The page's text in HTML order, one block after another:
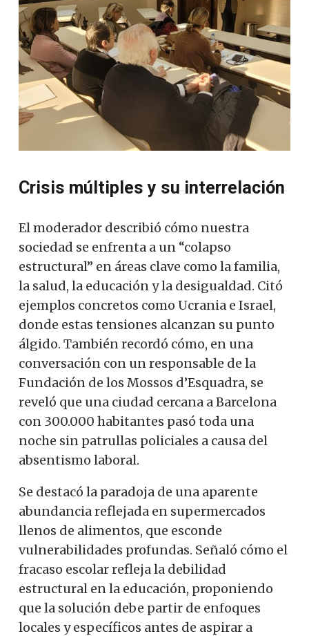
Crisis múltiples y su interrelación
El moderador describió cómo nuestra
sociedad se enfrenta a un “colapso
estructural” en áreas clave como la familia,
la salud, la educación y la desigualdad. Citó
ejemplos concretos como Ucrania e Israel,
donde estas tensiones alcanzan su punto
álgido. También recordó cómo, en una
conversación con un responsable de la
Fundación de los Mossos d’Esquadra, se
reveló que una ciudad cercana a Barcelona
con 300.000 habitantes pasó toda una
noche sin patrullas policiales a causa del
absentismo laboral.
Se destacó la paradoja de una aparente
abundancia reflejada en supermercados
llenos de alimentos, que esconde
vulnerabilidades profundas. Señaló cómo el
fracaso escolar refleja la debilidad
estructural en la educación, proponiendo
que la solución debe partir de enfoques
locales y específicos antes de aspirar a